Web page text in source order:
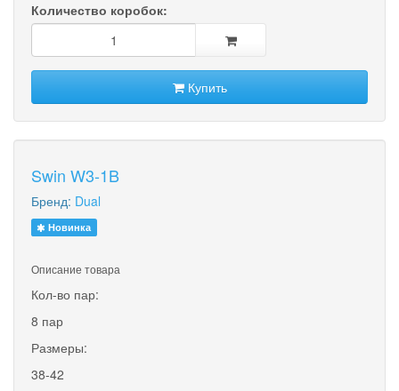
Количество коробок:
Купить
Swin W3-1B
Бренд: Dual
Новинка
Описание товара
Кол-во пар:
8 пар
Размеры:
38-42